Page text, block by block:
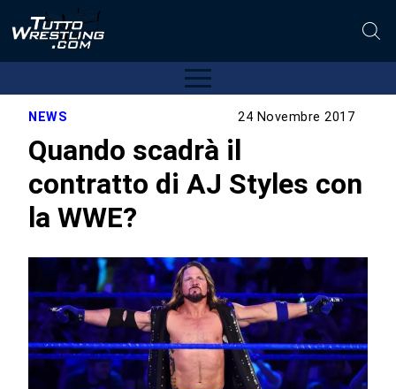
NEWS 24 Novembre 2017
Quando scadrà il
contratto di AJ Styles con
la WWE?